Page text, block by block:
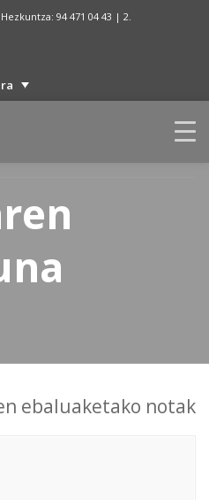
94 471 04 43 | 2.
ebaluaketako notak